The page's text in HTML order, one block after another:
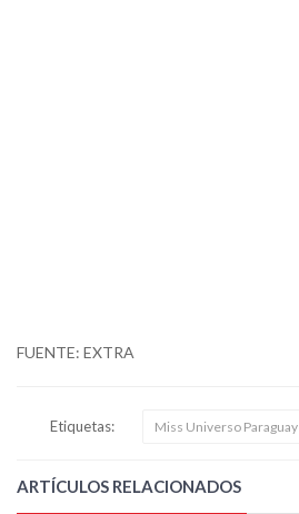
FUENTE: EXTRA
Etiquetas: Miss Universo Paraguay
ARTÍCULOS RELACIONADOS